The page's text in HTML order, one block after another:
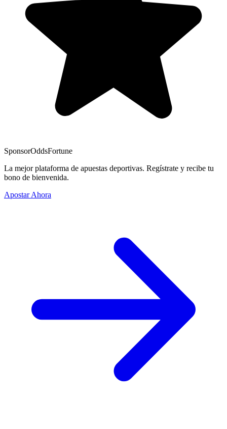
SponsorOddsFortune
La mejor plataforma de apuestas deportivas. Regístrate y recibe tu
bono de bienvenida.
Apostar Ahora